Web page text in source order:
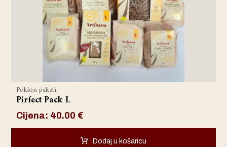
Pirfect Pack L
Poklon paketi
Cijena: 40.00 €
Dodaj u košaricu